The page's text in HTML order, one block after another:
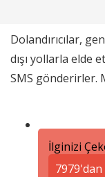
Dolandırıcılar,
dışı yollarla elde
SMS gönderirler.
İlginizi